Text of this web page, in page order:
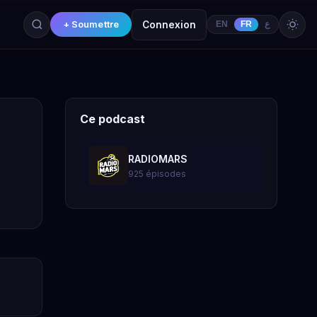
+ Soumettre Connexion EN FR ع
Ce podcast
RADIOMARS
925 épisodes